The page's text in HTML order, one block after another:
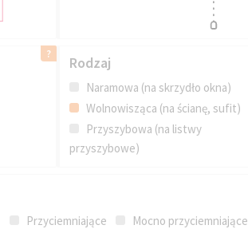
Rodzaj
Naramowa (na skrzydło okna)
Wolnowisząca (na ścianę, sufit)
Przyszybowa (na listwy
przyszybowe)
Przyciemniające Mocno przyciemniające